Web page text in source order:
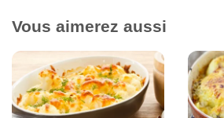
Vous aimerez aussi